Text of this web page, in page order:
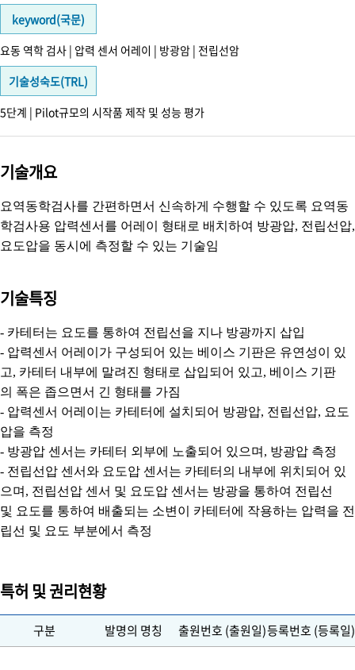
keyword(국문)
요동 역학 검사 | 압력 센서 어레이 | 방광암 | 전립선암
기술성숙도(TRL)
5단계 | Pilot규모의 시작품 제작 및 성능 평가
기술개요
요역동학검사를 간편하면서 신속하게 수행할 수 있도록 요역동
학검사용 압력센서를 어레이 형태로 배치하여 방광압, 전립선압,
요도압을 동시에 측정할 수 있는 기술임
기술특징
- 카테터는 요도를 통하여 전립선을 지나 방광까지 삽입
- 압력센서 어레이가 구성되어 있는 베이스 기판은 유연성이 있
고, 카테터 내부에 말려진 형태로 삽입되어 있고, 베이스 기판
의 폭은 좁으면서 긴 형태를 가짐
- 압력센서 어레이는 카테터에 설치되어 방광압, 전립선압, 요도
압을 측정
- 방광압 센서는 카테터 외부에 노출되어 있으며, 방광압 측정
- 전립선압 센서와 요도압 센서는 카테터의 내부에 위치되어 있
으며, 전립선압 센서 및 요도압 센서는 방광을 통하여 전립선
및 요도를 통하여 배출되는 소변이 카테터에 작용하는 압력을 전
립선 및 요도 부분에서 측정
특허 및 권리현황
구분 발명의 명칭 출원번호 (출원일)등록번호 (등록일)